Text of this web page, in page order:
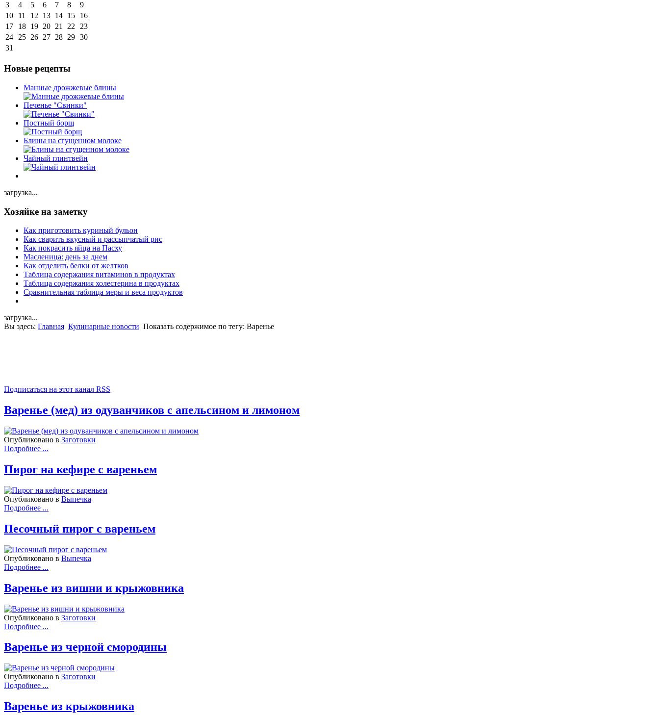
3
4 5 6 7 8
9
10
11 12 13 14 15
16
17
18 19 20 21 22 23
24 25 26 27 28 29 30
31
Новые рецепты
Манные дрожжевые блины
Печенье "Свинки"
Постный борщ
Блины на сгущенном молоке
Чайный глинтвейн
загрузка...
Хозяйке на заметку
Как приготовить куриный бульон
Как сварить вкусный и рассыпчатый рис
Как покрасить яйца на Пасху
Масленица: день за днем
Как отделить белки от желтков
Таблица содержания витаминов в продуктах
Таблица содержания холестерина в продуктах
Сравнительная таблица меры и веса продуктов
загрузка...
Вы здесь: Главная Кулинарные новости Показать содержимое по тегу: Варенье
Подписаться на этот канал RSS
Варенье (мед) из одуванчиков с апельсином и лимоном
Опубликовано в Заготовки
Подробнее ...
Пирог на кефире с вареньем
Опубликовано в Выпечка
Подробнее ...
Песочный пирог с вареньем
Опубликовано в Выпечка
Подробнее ...
Варенье из вишни и крыжовника
Опубликовано в Заготовки
Подробнее ...
Варенье из черной смородины
Опубликовано в Заготовки
Подробнее ...
Варенье из крыжовника